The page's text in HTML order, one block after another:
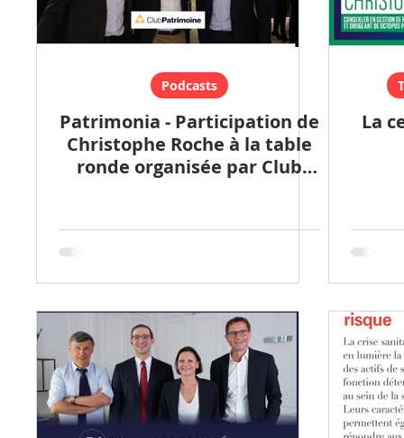
Podcasts
Patrimonia - Participation de
Christophe Roche à la table
ronde organisée par Club
La